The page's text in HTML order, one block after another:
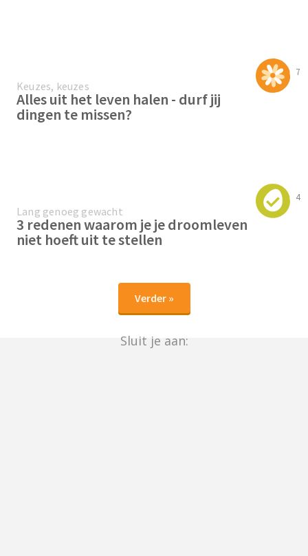
7
Keuzes, keuzes
Alles uit het leven halen - durf jij
dingen te missen?
4
Lang genoeg gewacht
3 redenen waarom je je droomleven
niet hoeft uit te stellen
Verder »
Sluit je aan: